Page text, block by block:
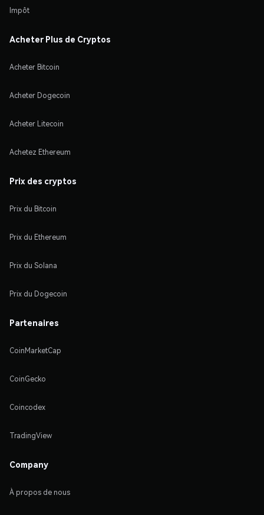
Impôt
Acheter Plus de Cryptos
Acheter Bitcoin
Acheter Dogecoin
Acheter Litecoin
Achetez Ethereum
Prix des cryptos
Prix du Bitcoin
Prix du Ethereum
Prix du Solana
Prix du Dogecoin
Partenaires
CoinMarketCap
CoinGecko
Coincodex
TradingView
Company
À propos de nous